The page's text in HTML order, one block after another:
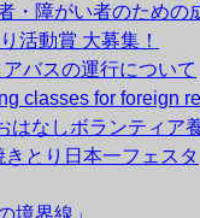
・障がい者のための
活動賞 大募集！
バスの運行について
classes for foreign
なしボランティア
とり日本一フェスタ
境界線」